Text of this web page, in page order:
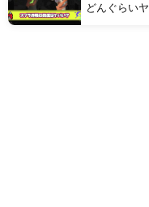
どんぐらい